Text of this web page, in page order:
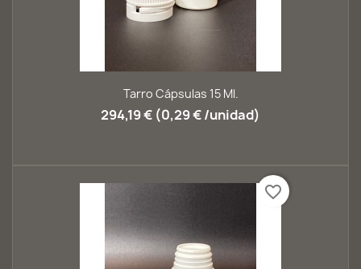
Tarro Cápsulas 15 Ml.
294,19 € (0,29 € /unidad)
favorite_border